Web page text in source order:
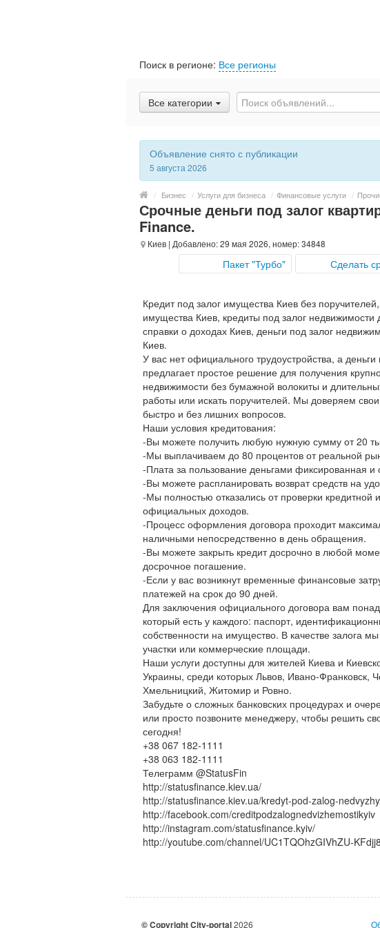
Поиск в регионе: Все регионы
Все категории
Объявление снято с публикации
5 августа 2026
/ Бизнес / Услуги для бизнеса / Финансовые услуги /
Срочные деньги под залог
Finance.
Киев | Добавлено: 29 мая 2026, номер: 34848
Пакет "Турбо" Сделать
Кредит под залог имущества Киев без
имущества Киев, кредиты под залог
справки о доходах Киев, деньги под залог
Киев.
У вас нет официального трудоустройства, а
предлагает простое решение для получения
недвижимости без бумажной волокиты и
работы или искать поручителей. Мы доверяем
быстро и без лишних вопросов.
Наши условия кредитования:
-Вы можете получить любую нужную сумму от 20
-Мы выплачиваем до 80 процентов от реальной
-Плата за пользование деньгами фиксированная и
-Вы можете распланировать возврат средств на
-Мы полностью отказались от проверки кредитной
официальных доходов.
-Процесс оформления договора проходит
наличными непосредственно в день обращения.
-Вы можете закрыть кредит досрочно в любой
досрочное погашение.
-Если у вас возникнут временные финансовые
платежей на срок до 90 дней.
Для заключения официального договора вам
который есть у каждого: паспорт,
собственности на имущество. В качестве залога
участки или коммерческие площади.
Наши услуги доступны для жителей Киева и
Украины, среди которых Львов, Ивано-Франковск,
Хмельницкий, Житомир и Ровно.
Забудьте о сложных банковских процедурах и
или просто позвоните менеджеру, чтобы решить
сегодня!
+38 067 182-1111
+38 063 182-1111
Телеграмм @StatusFin
http://statusfinance.kiev.ua/
http://statusfinance.kiev.ua/kredyt-pod-zalog-
http://facebook.com/creditpodzalognedvizhemostikyiv
http://instagram.com/statusfinance.kyiv/
http://youtube.com/channel/UC1TQOhzGIVhZU-
© Copyright City-portal2026